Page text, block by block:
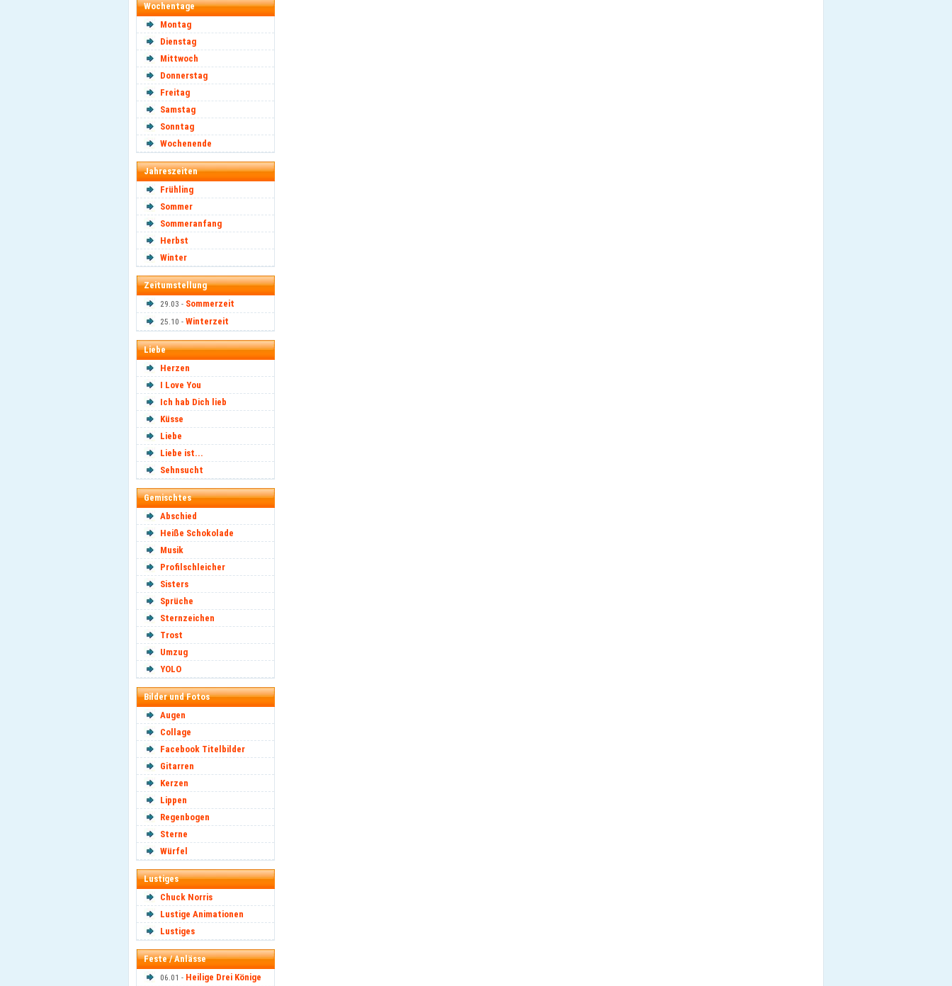
Wochentage
Montag
Dienstag
Mittwoch
Donnerstag
Freitag
Samstag
Sonntag
Wochenende
Jahreszeiten
Frühling
Sommer
Sommeranfang
Herbst
Winter
Zeitumstellung
29.03 - Sommerzeit
25.10 - Winterzeit
Liebe
Herzen
I Love You
Ich hab Dich lieb
Küsse
Liebe
Liebe ist...
Sehnsucht
Gemischtes
Abschied
Heiße Schokolade
Musik
Profilschleicher
Sisters
Sprüche
Sternzeichen
Trost
Umzug
YOLO
Bilder und Fotos
Augen
Collage
Facebook Titelbilder
Gitarren
Kerzen
Lippen
Regenbogen
Sterne
Würfel
Lustiges
Chuck Norris
Lustige Animationen
Lustiges
Feste / Anlässe
06.01 - Heilige Drei Könige